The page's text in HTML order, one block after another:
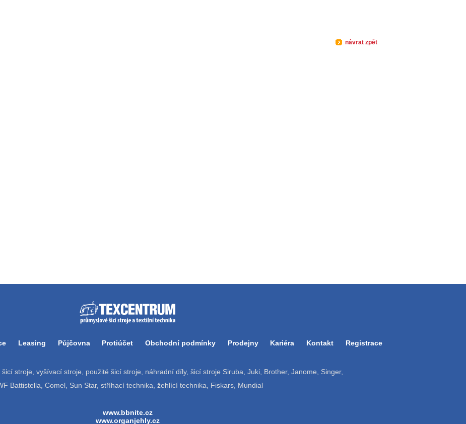
návrat zpět
Leasing Půjčovna Protiúčet Obchodní podmínky Prodejny Kariéra Kontakt Registrace
stroje, vyšívací stroje, použité šicí stroje, náhradní díly, šicí stroje Siruba, Juki, Brother, Janome, Singer,
Battistella, Comel, Sun Star, stříhací technika, žehlící technika, Fiskars, Mundial
www.bbnite.cz
www.organjehly.cz